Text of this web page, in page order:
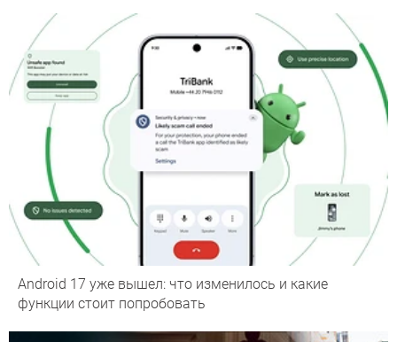
Android 17 уже вышел: что изменилось и какие
функции стоит попробовать